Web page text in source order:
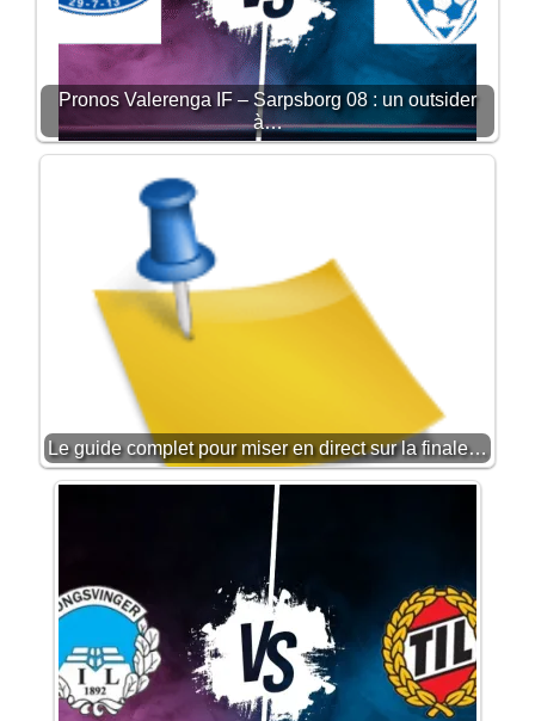
Pronos Valerenga IF – Sarpsborg 08 : un outsider
à…
Le guide complet pour miser en direct sur la finale…